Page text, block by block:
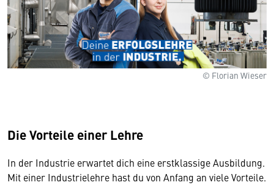
© Florian Wieser
Die Vorteile einer Lehre
In der Industrie erwartet dich eine erstklassige Ausbildung.
Mit einer Industrielehre hast du von Anfang an viele Vorteile.